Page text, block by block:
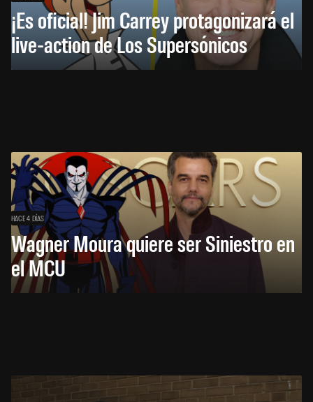
¡Es oficial! Jim Carrey protagonizará el
live-action de Los Supersónicos
HACE 4 DÍAS
Wagner Moura quiere ser Siniestro en
el MCU